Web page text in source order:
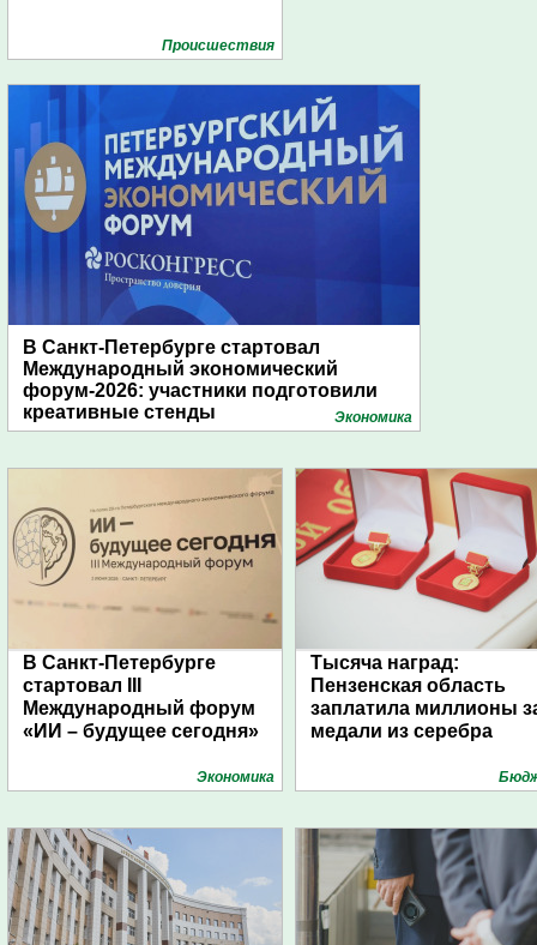
Проиcшествия
В Санкт-Петербурге стартовал
Международный экономический
форум-2026: участники подготовили
креативные стенды
Экономика
В Санкт-Петербурге
стартовал III
Международный форум
«ИИ – будущее сегодня»
Экономика
Тысяча наград:
Пензенская область
заплатила миллионы
медали из серебра